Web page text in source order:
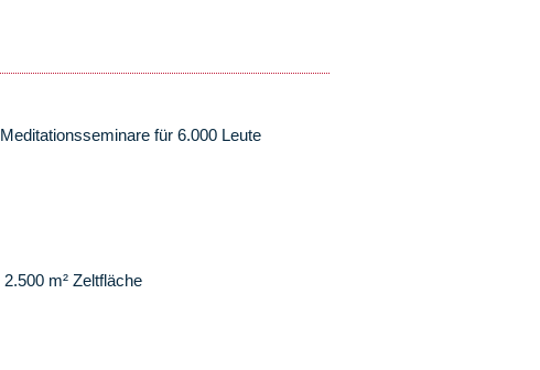
Meditationsseminare für 6.000 Leute
2.500 m² Zeltfläche